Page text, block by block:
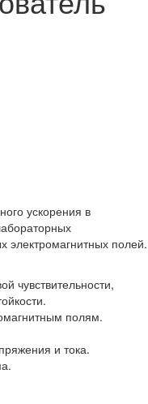
ускорения в
электромагнитных полей.
чувствительности,
полям.
и тока.